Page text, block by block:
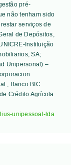
pré-
não tenham sido
serviços de
de Depósitos,
Instituição
SA;
Unipersonal) –
; Banco BIC
Crédito Agrícola
unipessoal-lda